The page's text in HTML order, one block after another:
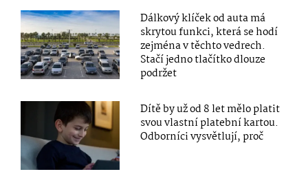
Dálkový klíček od auta má
skrytou funkci, která se hodí
zejména v těchto vedrech.
Stačí jedno tlačítko dlouze
podržet
Dítě by už od 8 let mělo platit
svou vlastní platební kartou.
Odborníci vysvětlují, proč